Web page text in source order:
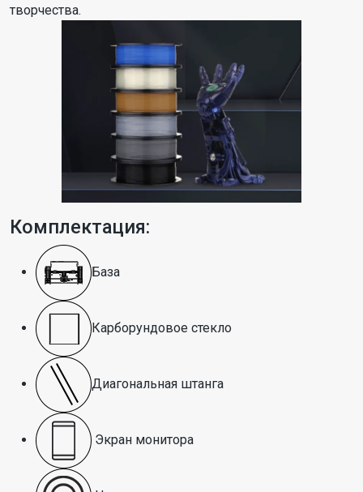
творчества.
Комплектация:
База
Карборундовое стекло
Диагональная штанга
Экран монитора